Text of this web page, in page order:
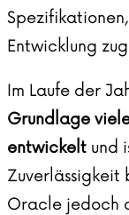
Entwicklung
Im Laufe der
Grundlage
entwickelt und
Zuverlässigkeit
Oracle jedoch